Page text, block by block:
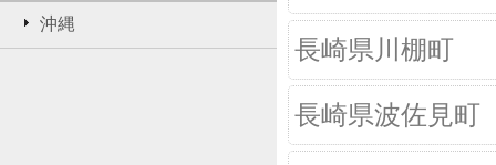
沖縄
長崎県川棚町
長崎県波佐見町